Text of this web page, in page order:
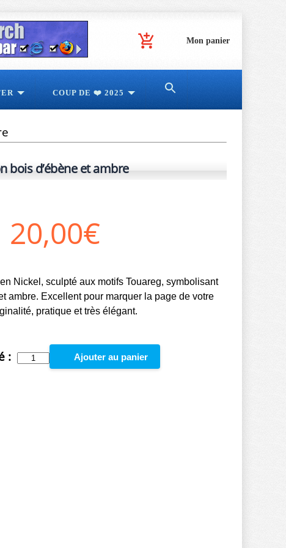
Mon panier
COUP DE ❤️ 2025
bois d’ébène et ambre
20,00€
Nickel, sculpté aux motifs Touareg, symbolisant
ambre. Excellent pour marquer la page de votre
pratique et très élégant.
: Ajouter au panier